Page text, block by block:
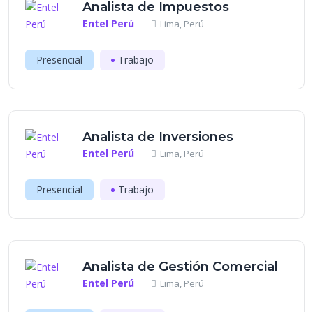
Analista de Impuestos
Entel Perú Lima, Perú
Presencial Trabajo
Analista de Inversiones
Entel Perú Lima, Perú
Presencial Trabajo
Analista de Gestión Comercial
Entel Perú Lima, Perú